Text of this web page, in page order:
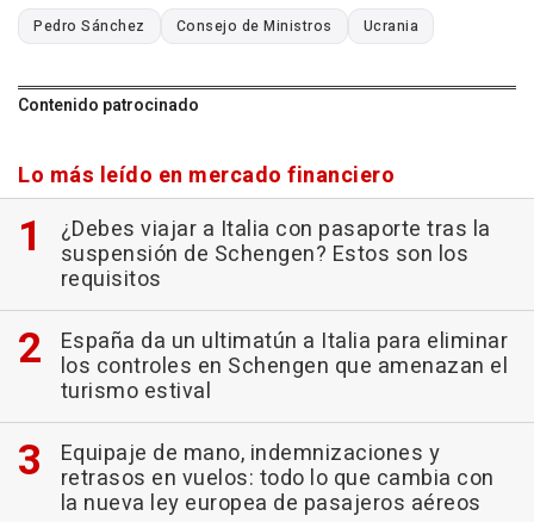
Pedro Sánchez Consejo de Ministros Ucrania
Contenido patrocinado
Lo más leído en mercado financiero
¿Debes viajar a Italia con pasaporte tras la
suspensión de Schengen? Estos son los
requisitos
España da un ultimatún a Italia para eliminar
los controles en Schengen que amenazan el
turismo estival
Equipaje de mano, indemnizaciones y
retrasos en vuelos: todo lo que cambia con
la nueva ley europea de pasajeros aéreos